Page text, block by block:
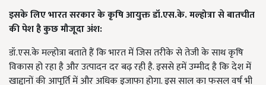
इसके लिए भारत सरकार के कृषि आयुक्त डॉ.एस.के. मल्होत्रा से बातचीत
की पेश है कुछ मौजूदा अंश:
डॉ.एस.के मल्होत्रा बताते हैं कि भारत में जिस तरीके से तेजी के साथ कृषि
विकास हो रहा है और उत्पादन दर बढ़ रही है.इससे हमें उम्मीद है कि देश में
खाद्दानों की आपूर्ति में और अधिक इजाफा होगा. इस साल का फसल वर्ष भी